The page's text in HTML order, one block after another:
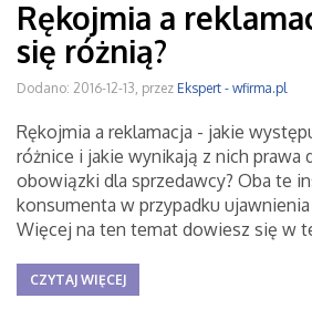
Rękojmia a
się różnią?
Dodano: 2016-12-13, przez Ekspert - wfirma.pl
Rękojmia a reklamacja - jakie
różnice i jakie wynikają z nich prawa
obowiązki dla sprzedawcy? Oba te
konsumenta w przypadku
Więcej na ten temat dowiesz się w
CZYTAJ WIĘCEJ